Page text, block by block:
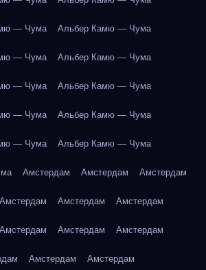
— Чума Альбер Камю — Чума
— Чума Альбер Камю — Чума
— Чума Альбер Камю — Чума
— Чума Альбер Камю — Чума
— Чума Альбер Камю — Чума
Амстердам Амстердам Амстердам
Амстердам Амстердам Амстердам
Амстердам Амстердам Амстердам
Амстердам Амстердам